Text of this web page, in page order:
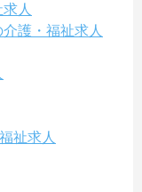
人
護・福祉求人
祉求人